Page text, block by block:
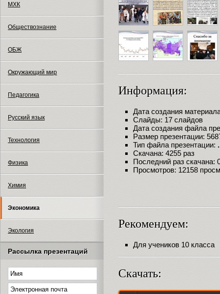
МХК
Обществознание
ОБЖ
Окружающий мир
Педагогика
Русский язык
Технология
Физика
Химия
Экономика
Экология
Рассылка презентаций
Информация:
Дата создания
Слайды: 17 слайдов
Дата создания файла
Размер презентации:
Тип файла презентации:
Скачана: 4255 раз
Последний раз скачана:
Просмотров: 12158
Рекомендуем:
Для учеников 10 класса
Скачать: